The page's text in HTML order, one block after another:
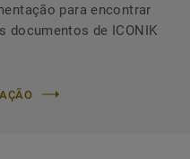
para encontrar
de ICONIK